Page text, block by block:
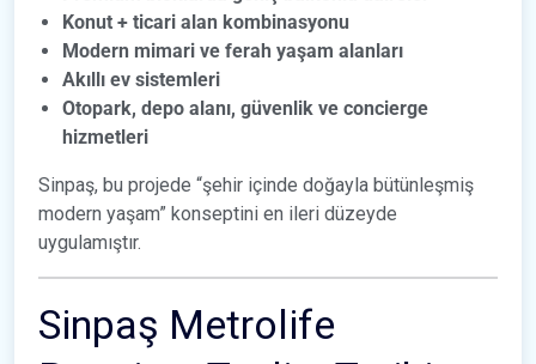
Konut + ticari alan kombinasyonu
Modern mimari ve ferah yaşam alanları
Akıllı ev sistemleri
Otopark, depo alanı, güvenlik ve concierge
hizmetleri
Sinpaş, bu projede “şehir içinde doğayla bütünleşmiş
modern yaşam” konseptini en ileri düzeyde
uygulamıştır.
Sinpaş Metrolife